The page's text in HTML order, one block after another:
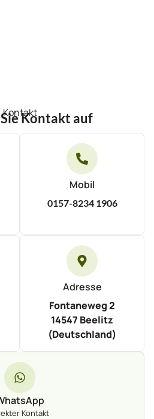
KontaktKontakt auf
Mobil
0157-8234 1906
Adresse
Fontaneweg 2
14547 Beelitz
(Deutschland)
Kontakt